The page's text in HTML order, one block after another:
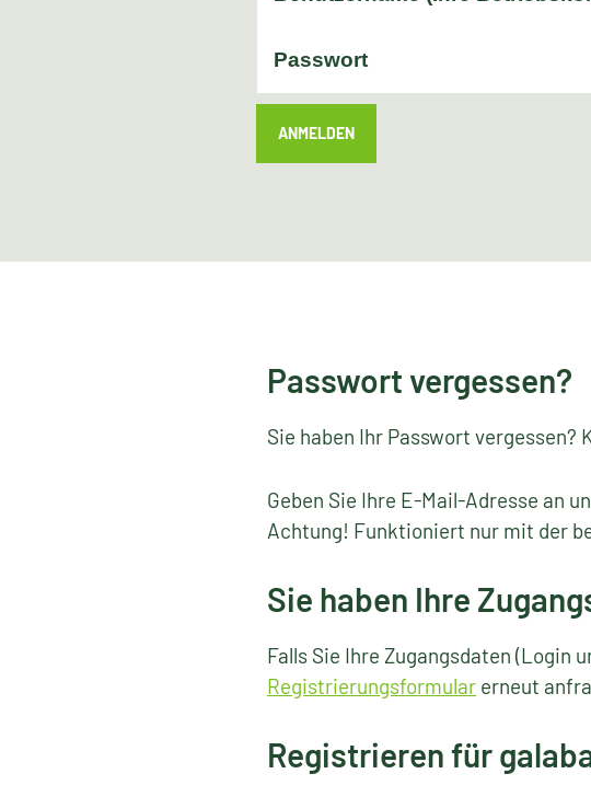
ANMELDEN
Passwort vergessen?
Sie haben Ihr Passwort vergessen?
Geben Sie Ihre E-Mail-Adresse an
Achtung! Funktioniert nur mit der
Sie haben Ihre
Falls Sie Ihre Zugangsdaten (Login
Registrierungsformular erneut
Registrieren für